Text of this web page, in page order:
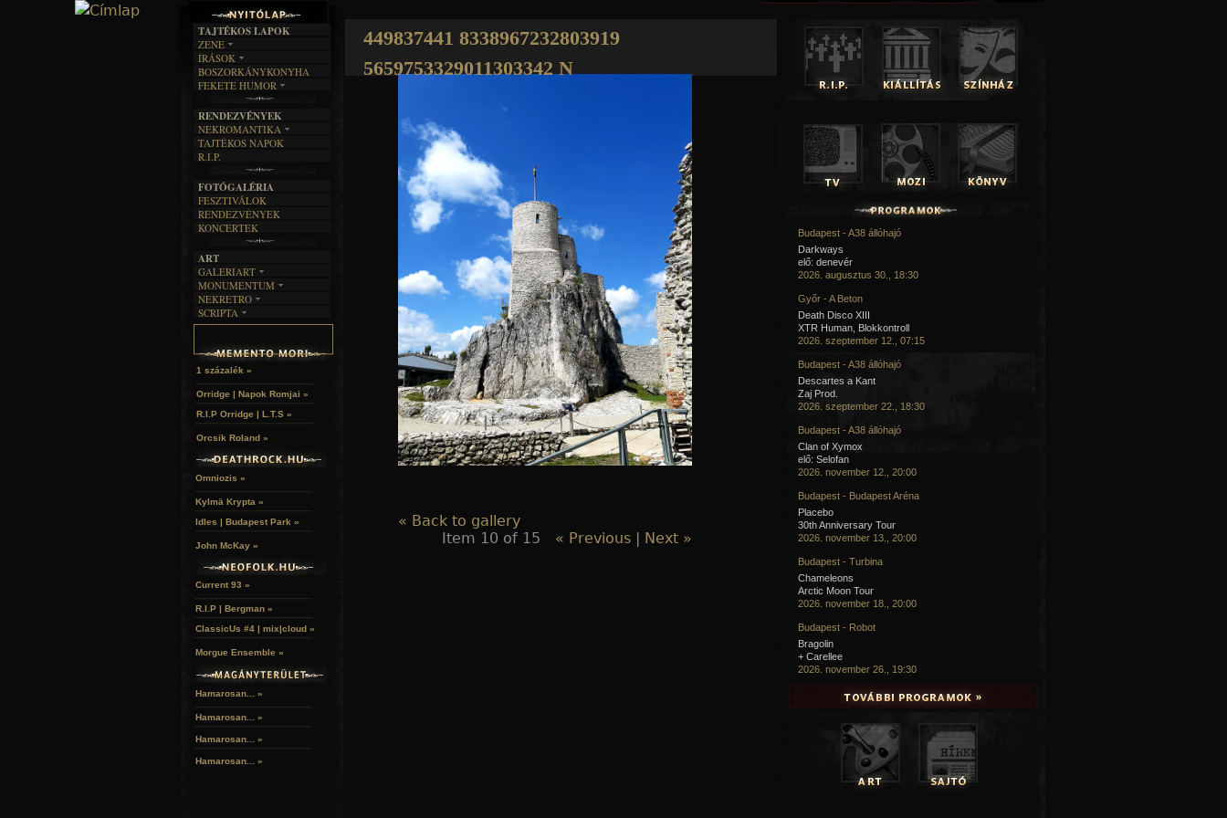
449837441 8338967232803919
5659753329011303342 N
« Back to gallery
Item 10 of 15
« Previous| Next »
TAJTÉKOS LAPOK
ZENE
EGYÜTTESEK
INTERJÚK
FORDÍTÁSOK
DALSZÖVEGEK
ÍRÁSOK
IRODALOM
FILM
MŰVÉSZET
ÍRÁSTÖRTÉNET
BOSZORKÁNYKONYHA
FEKETE HUMOR
SZÖVEGES
RENDEZVÉNYEK
NEKROMANTIKA
AKTUÁLIS
A MÚLT
TAJTÉKOS NAPOK
R.I.P.
FOTÓGALÉRIA
FESZTIVÁLOK
RENDEZVÉNYEK
KONCERTEK
ART
GALERIART
ARTGALERI
KÉPREGÉNYEK
LAKÁSKULTS
MONUMENTUM
TEMETŐK
TEMPLOMOK
HELYEK
NEKRETRO
SZUBKULT
RELIKVIÁK
SCRIPTA
NOVELLÁK
HALÁLTÁNC
1 százalék »
Orridge | Napok Romjai »
R.I.P Orridge | L.T.S »
Orcsik Roland »
Omniozis »
Kylmä Krypta »
Idles | Budapest Park »
John McKay »
Current 93 »
R.I.P | Bergman »
ClassicUs #4 | mix|cloud »
Morgue Ensemble »
Hamarosan... »
Hamarosan... »
Hamarosan... »
Hamarosan... »
Budapest - A38 állóhajó
Darkways
elő: denevér
2026. augusztus 30., 18:30
Győr - A Beton
Death Disco XIII
XTR Human, Blokkontroll
2026. szeptember 12., 07:15
Budapest - A38 állóhajó
Descartes a Kant
Zaj Prod.
2026. szeptember 22., 18:30
Budapest - A38 állóhajó
Clan of Xymox
elő: Selofan
2026. november 12., 20:00
Budapest - Budapest Aréna
Placebo
30th Anniversary Tour
2026. november 13., 20:00
Budapest - Turbina
Chameleons
Arctic Moon Tour
2026. november 18., 20:00
Budapest - Robot
Bragolin
+ Carellee
2026. november 26., 19:30